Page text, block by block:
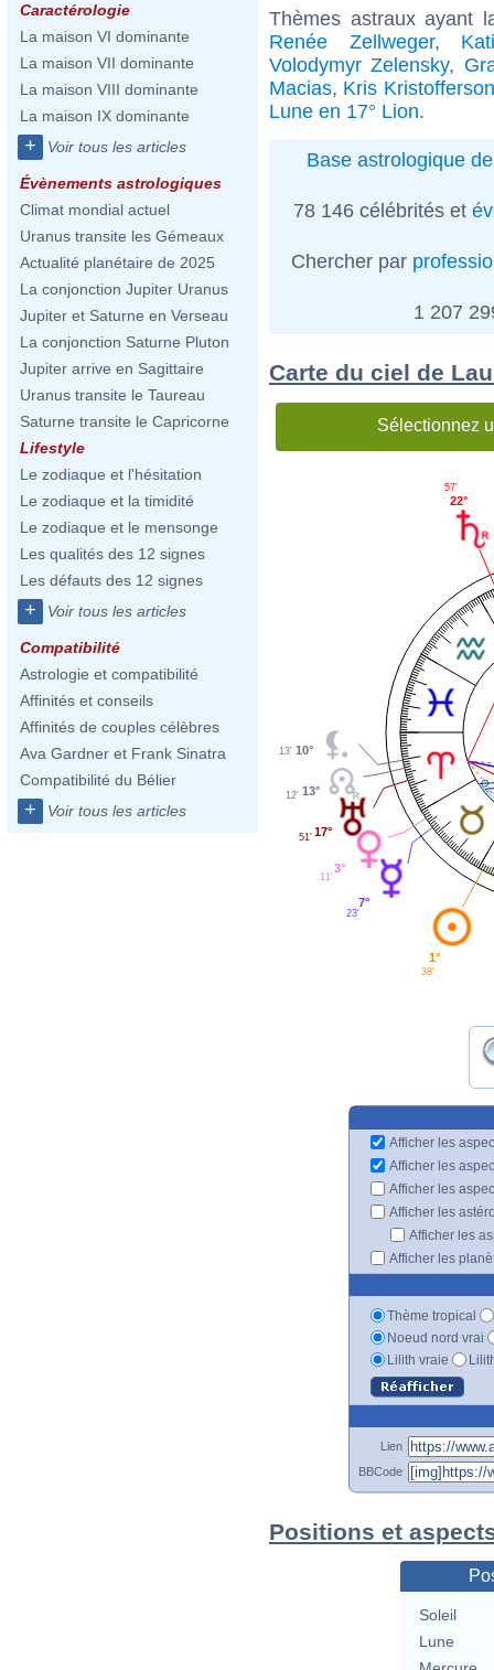
Caractérologie
La maison VI dominante
La maison VII dominante
La maison VIII dominante
La maison IX dominante
+ Voir tous les articles
Évènements astrologiques
Climat mondial actuel
Uranus transite les Gémeaux
Actualité planétaire de 2025
La conjonction Jupiter Uranus
Jupiter et Saturne en Verseau
La conjonction Saturne Pluton
Jupiter arrive en Sagittaire
Uranus transite le Taureau
Saturne transite le Capricorne
Lifestyle
Le zodiaque et l'hésitation
Le zodiaque et la timidité
Le zodiaque et le mensonge
Les qualités des 12 signes
Les défauts des 12 signes
+ Voir tous les articles
Compatibilité
Astrologie et compatibilité
Affinités et conseils
Affinités de couples célèbres
Ava Gardner et Frank Sinatra
Compatibilité du Bélier
+ Voir tous les articles
Thèmes astraux ayant
Renée Zellweger,
Volodymyr Zelensky,
Macias, Kris Kristofferson
Lune en 17° Lion.
Base astrologique
78 146 célébrités et
Chercher par
1 207
Carte du ciel de
Sélectionnez
22°
57'
10°
13'
13°
12'
17°
51'
3°
11'
7°
23'
1°
38'
Afficher les
Afficher les
Afficher les
Afficher les
Afficher les
Afficher les
Thème tropical
Noeud nord vrai
Lilith vraie
Lien
BBCode
Positions et
Soleil
Lune